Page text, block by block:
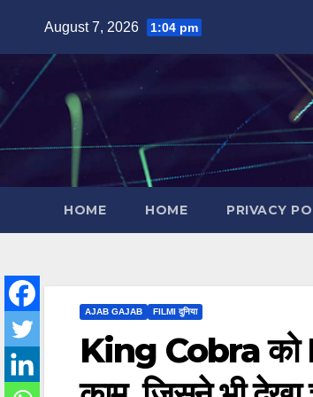
content
August 7, 2026 1:04 pm
HOME HOME PRIVACY
AJAB GAJAB FILMI दुनिया
King Cobra को